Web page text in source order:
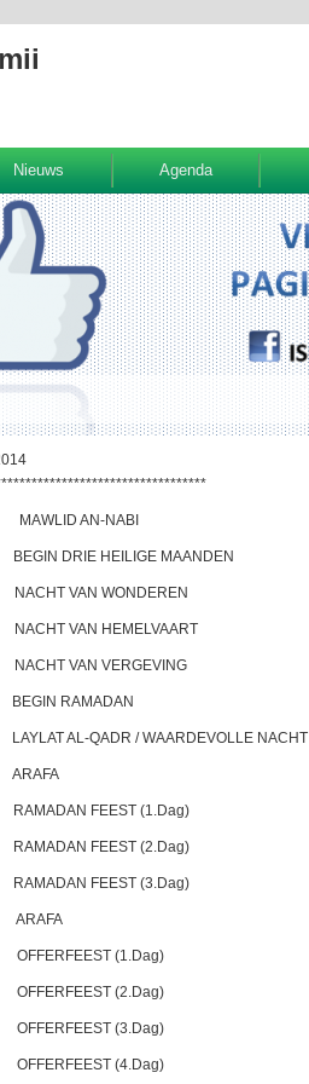
Nieuws Agenda
AN-NABI
HEILIGE MAANDEN
VAN WONDEREN
VAN HEMELVAART
VAN VERGEVING
RAMADAN
AL-QADR / WAARDEVOLLE NACHT
FEEST (1.Dag)
FEEST (2.Dag)
FEEST (3.Dag)
(1.Dag)
(2.Dag)
(3.Dag)
(4.Dag)